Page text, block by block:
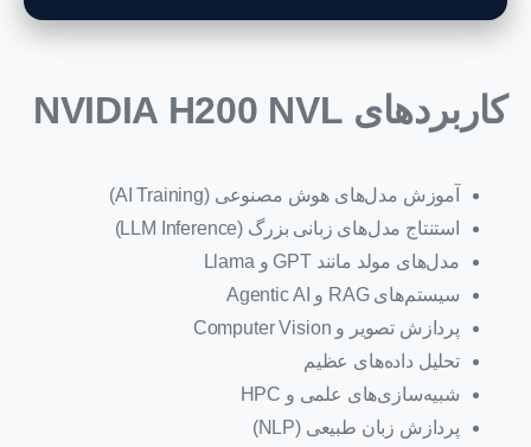
کاربردهای NVIDIA H200 NVL
آموزش مدل‌های هوش مصنوعی (AI Training)
استنتاج مدل‌های زبانی بزرگ (LLM Inference)
مدل‌های مولد مانند GPT و Llama
سیستم‌های RAG و Agentic AI
پردازش تصویر و Computer Vision
تحلیل داده‌های عظیم
شبیه‌سازی‌های علمی و HPC
پردازش زبان طبیعی (NLP)